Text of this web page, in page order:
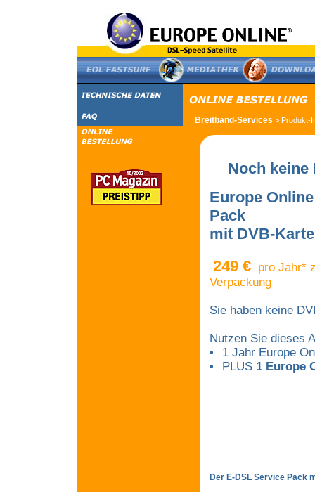
Breitband-Services > Produkt-
Noch keine
Europe
Pack
mit DVB-Karte
249 €
pro Jahr*
Verpackung
Sie haben keine
Nutzen Sie dieses
1 Jahr Europe
PLUS 1 Europe
Der E-DSL Service Pack